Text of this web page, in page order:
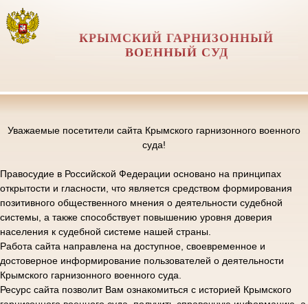
КРЫМСКИЙ ГАРНИЗОННЫЙ
ВОЕННЫЙ СУД
Уважаемые посетители сайта Крымского гарнизонного военного
суда!
Правосудие в Российской Федерации основано на принципах
открытости и гласности, что является средством формирования
позитивного общественного мнения о деятельности судебной
системы, а также способствует повышению уровня доверия
населения к судебной системе нашей страны.
Работа сайта направлена на доступное, своевременное и
достоверное информирование пользователей о деятельности
Крымского гарнизонного военного суда.
Ресурс сайта позволит Вам ознакомиться с историей Крымского